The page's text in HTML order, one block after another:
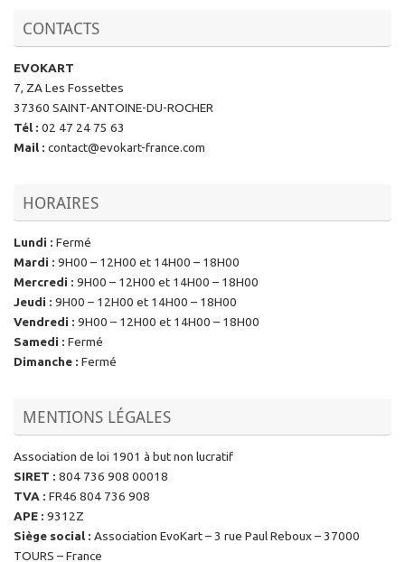
CONTACTS
EVOKART
7, ZA Les Fossettes
37360 SAINT-ANTOINE-DU-ROCHER
Tél : 02 47 24 75 63
Mail : contact@evokart-france.com
HORAIRES
Lundi : Fermé
Mardi : 9H00 – 12H00 et 14H00 – 18H00
Mercredi : 9H00 – 12H00 et 14H00 – 18H00
Jeudi : 9H00 – 12H00 et 14H00 – 18H00
Vendredi : 9H00 – 12H00 et 14H00 – 18H00
Samedi : Fermé
Dimanche : Fermé
MENTIONS LÉGALES
Association de loi 1901 à but non lucratif
SIRET : 804 736 908 00018
TVA : FR46 804 736 908
APE : 9312Z
Siège social : Association EvoKart – 3 rue Paul Reboux – 37000
TOURS – France